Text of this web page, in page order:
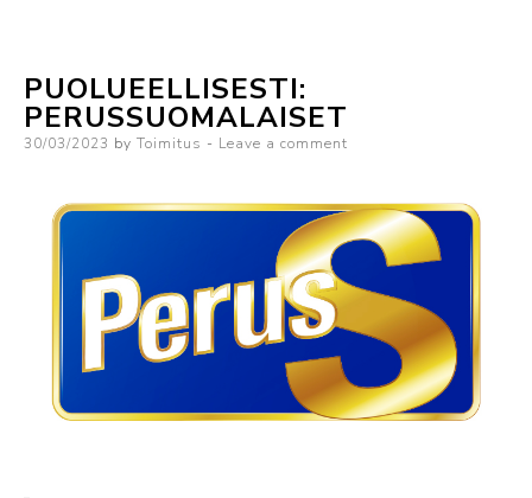
PUOLUEELLISESTI:
PERUSSUOMALAISET
Posted
30/03/2023 by Toimitus Leave a comment